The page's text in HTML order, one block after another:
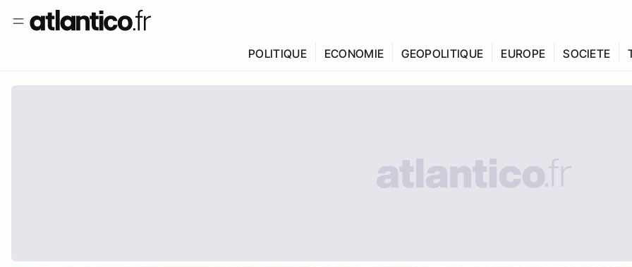
POLITIQUE ECONOMIE GEOPOLITIQUE EUROPE SOCIETE